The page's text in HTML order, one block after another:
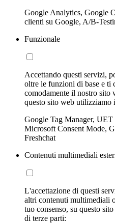
Google Analytics, Google
clienti su Google, A/B-
Funzionale
Accettando questi servizi,
oltre le funzioni di base e ti
comodamente il nostro sito
questo sito web utilizziamo
Google Tag Manager,
Microsoft Consent Mode,
Freshchat
Contenuti multimediali
L'accettazione di questi
altri contenuti multimediali
tuo consenso, su questo
di terze parti: